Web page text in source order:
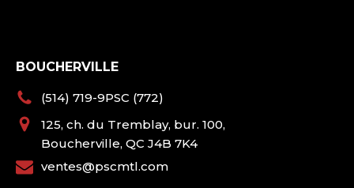
BOUCHERVILLE
(514) 719-9PSC (772)
125, ch. du Tremblay, bur. 100,
Boucherville, QC J4B 7K4
ventes@pscmtl.com